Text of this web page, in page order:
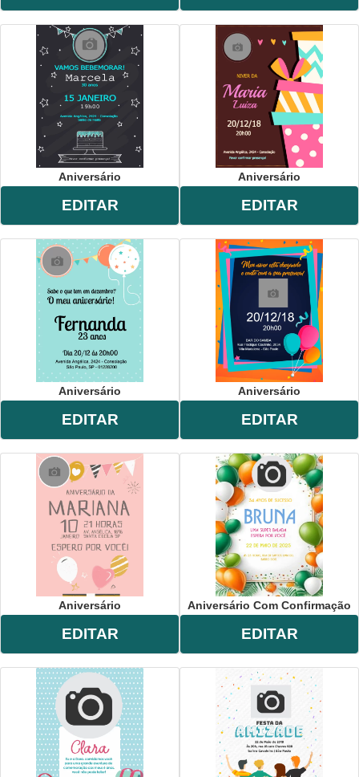
Aniversário
EDITAR
Aniversário
EDITAR
Aniversário
EDITAR
Aniversário
EDITAR
Aniversário
EDITAR
Aniversário Com Confirmação
EDITAR